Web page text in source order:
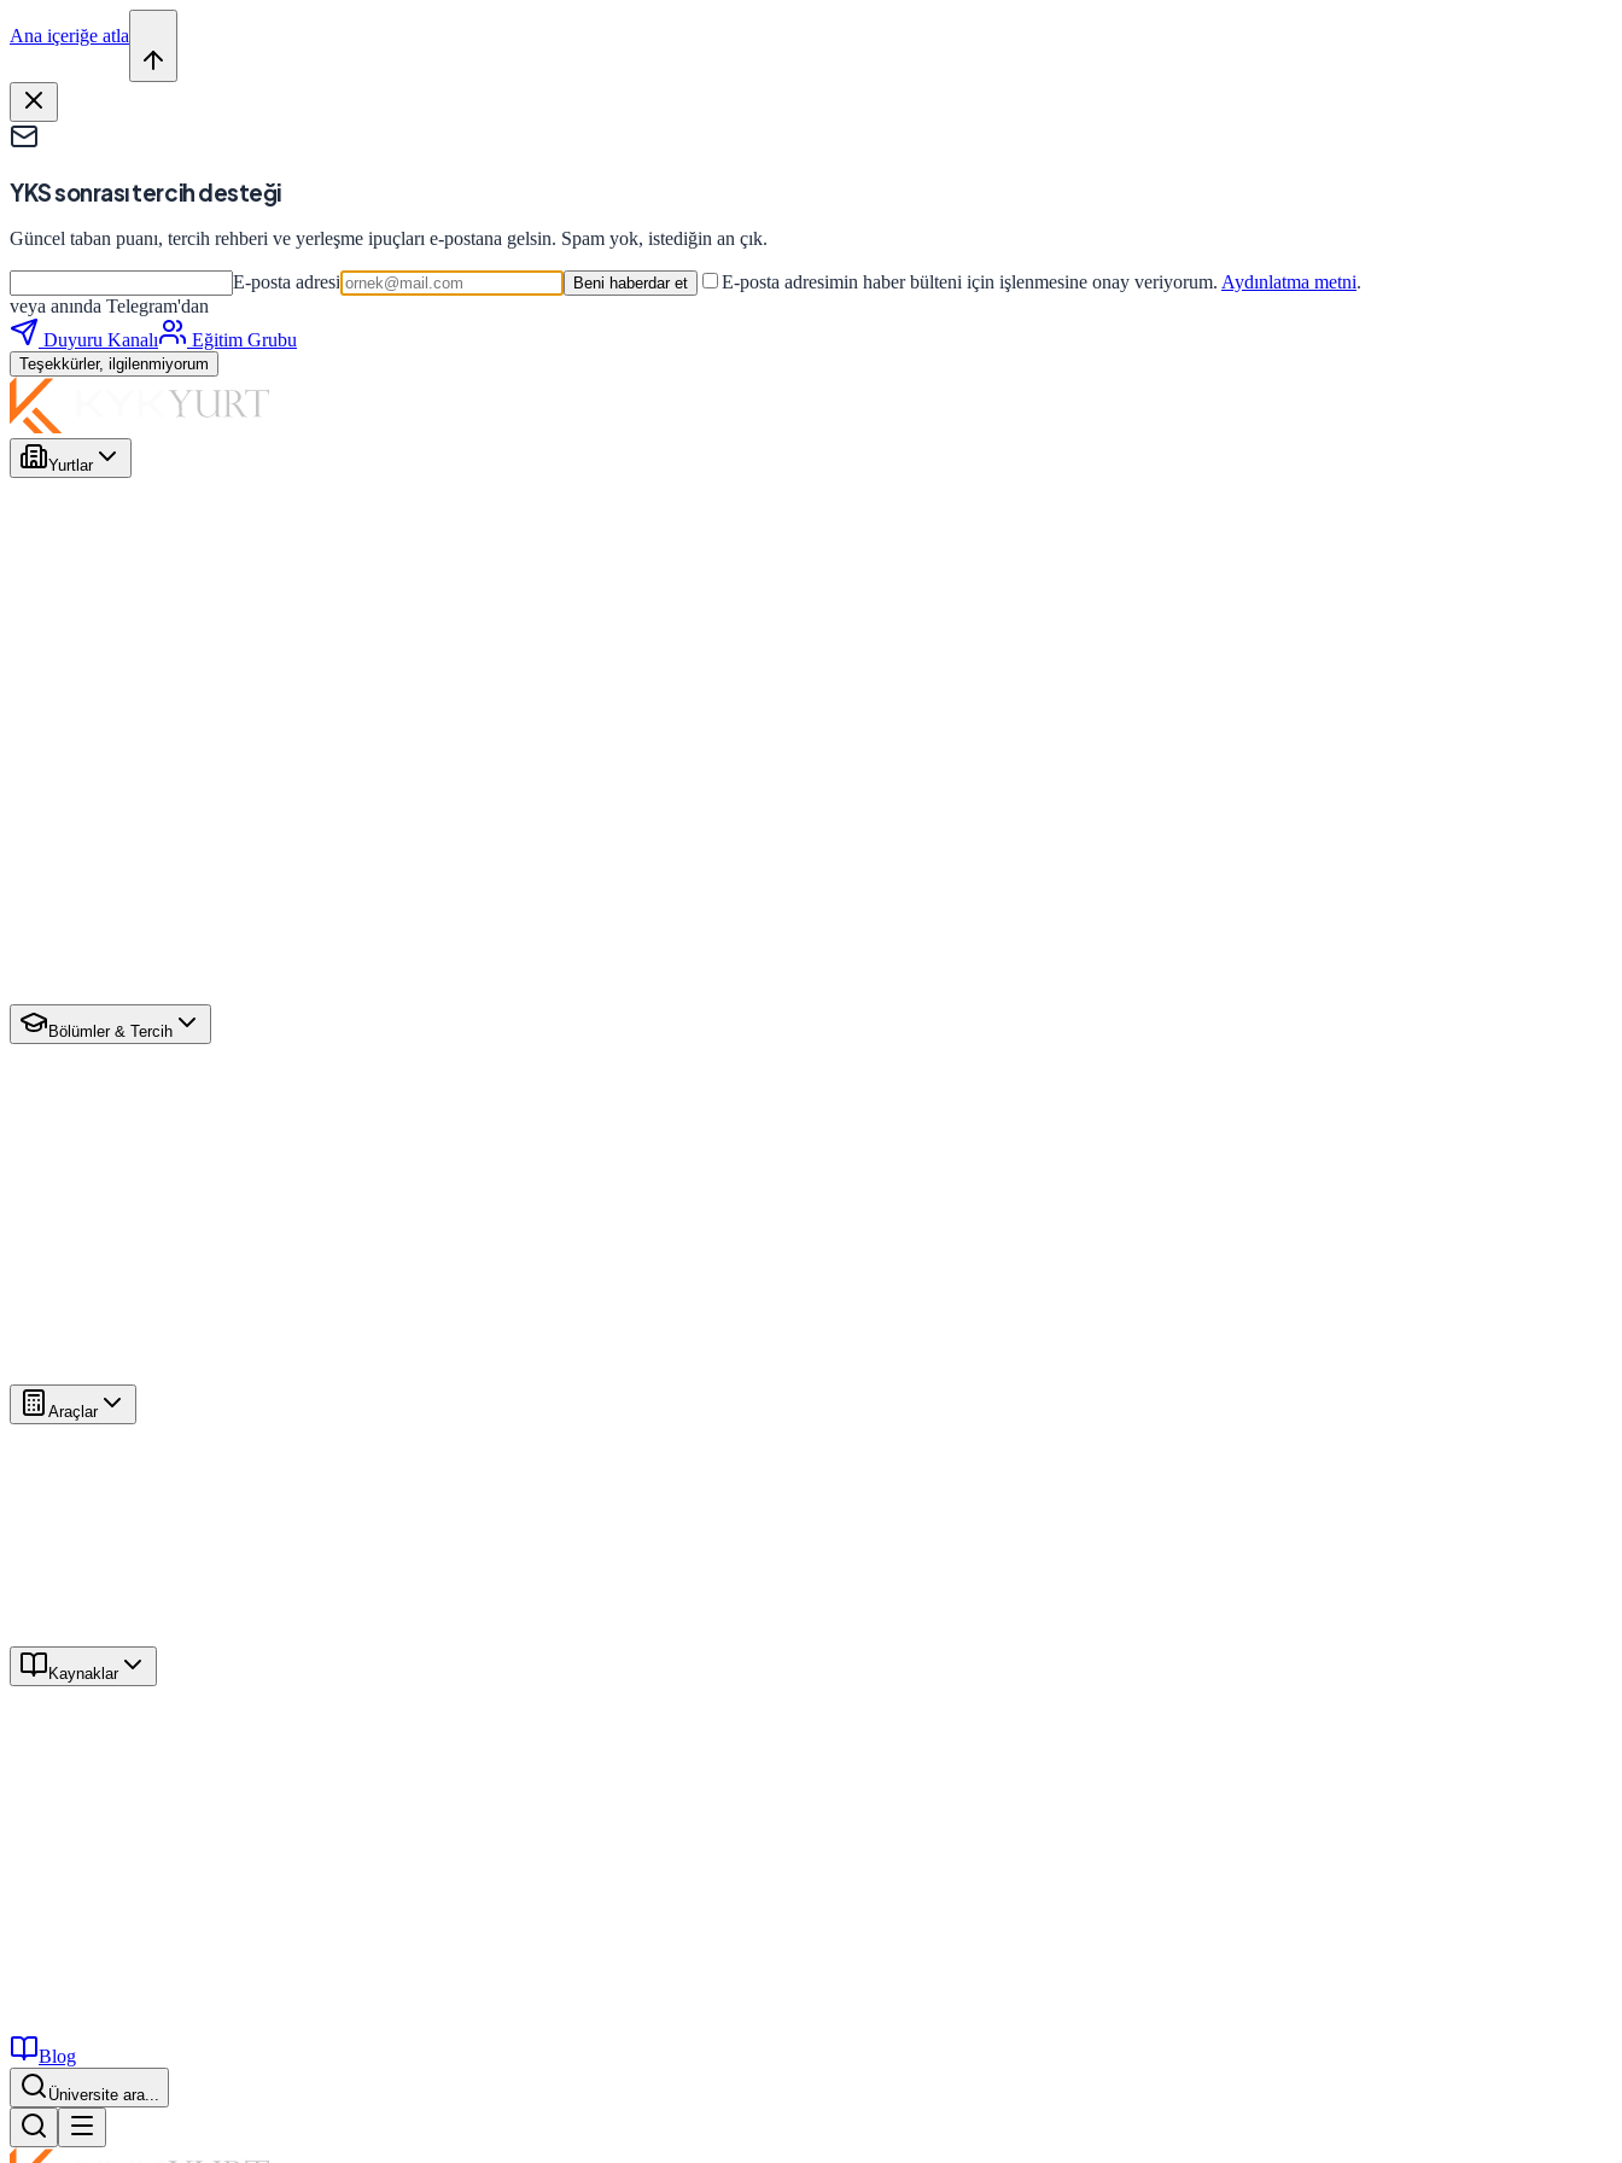
Ana içeriğe atla
YKS sonrası tercih desteği
Güncel taban puanı, tercih rehberi ve yerleşme ipuçları e-postana gelsin. Spam yok, istediğin an çık.
E-posta adresi Beni haberdar et E-posta adresimin haber bülteni için işlenmesine onay veriyorum. Aydınlatma metni.
veya anında Telegram'dan
Duyuru Kanalı
Eğitim Grubu
Teşekkürler, ilgilenmiyorum
Yurtlar
Bölümler & Tercih
Araçlar
Kaynaklar
Blog
İstanbul...